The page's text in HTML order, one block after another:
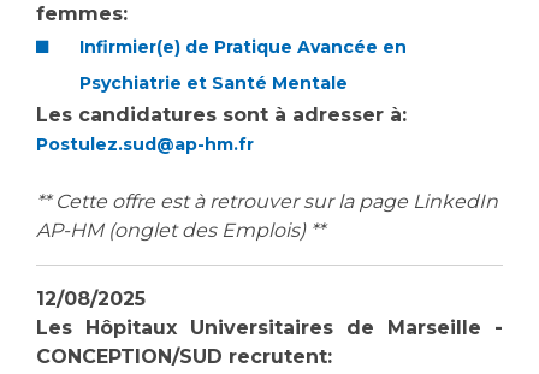
femmes:
Infirmier(e) de Pratique Avancée en
Psychiatrie et Santé Mentale
Les candidatures sont à adresser à:
Postulez.sud@ap-hm.fr
** Cette offre est à retrouver sur la page LinkedIn
AP-HM (onglet des Emplois) **
12/08/2025
Les Hôpitaux Universitaires de Marseille -
CONCEPTION/SUD recrutent: